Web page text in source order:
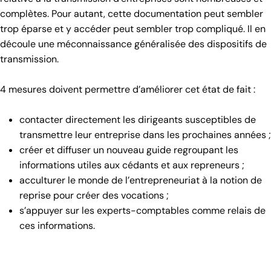
complètes. Pour autant, cette documentation peut sembler
trop éparse et y accéder peut sembler trop compliqué. Il en
découle une méconnaissance généralisée des dispositifs de
transmission.
4 mesures doivent permettre d’améliorer cet état de fait :
contacter directement les dirigeants susceptibles de
transmettre leur entreprise dans les prochaines années ;
créer et diffuser un nouveau guide regroupant les
informations utiles aux cédants et aux repreneurs ;
acculturer le monde de l’entrepreneuriat à la notion de
reprise pour créer des vocations ;
s’appuyer sur les experts-comptables comme relais de
ces informations.